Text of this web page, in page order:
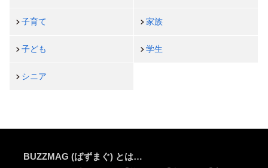
子育て 家族
子ども 学生
シニア
BUZZMAG (ばずまぐ) とは…